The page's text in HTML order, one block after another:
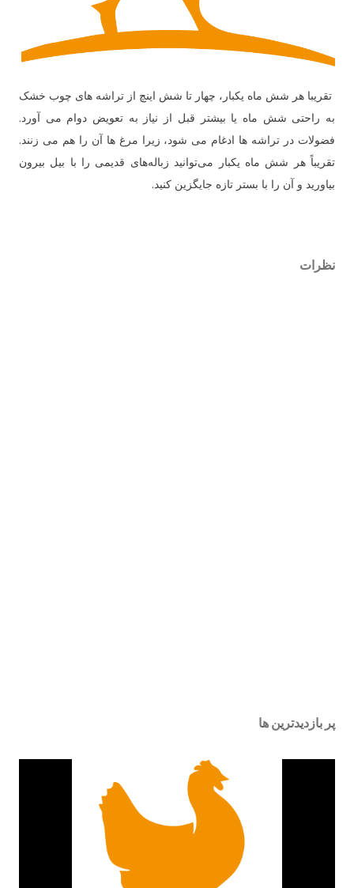
تقریبا هر شش ماه یکبار، چهار تا شش اینچ از تراشه های چوب خشک
به راحتی شش ماه یا بیشتر قبل از نیاز به تعویض دوام می آورد.
فضولات در تراشه ها ادغام می شود، زیرا مرغ ها آن را هم می زنند.
تقریباً هر شش ماه یکبار می‌توانید زباله‌های قدیمی را با بیل بیرون
بیاورید و آن را با بستر تازه جایگزین کنید.
نظرات
پر بازدیدترین ها